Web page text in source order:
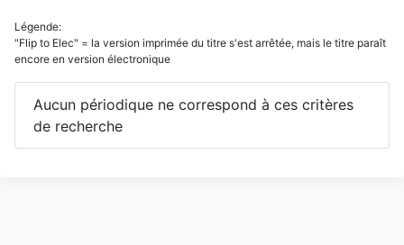
Légende:
"Flip to Elec" = la version imprimée du titre s'est arrêtée, mais le titre paraît
encore en version électronique
Aucun périodique ne correspond à ces critères
de recherche